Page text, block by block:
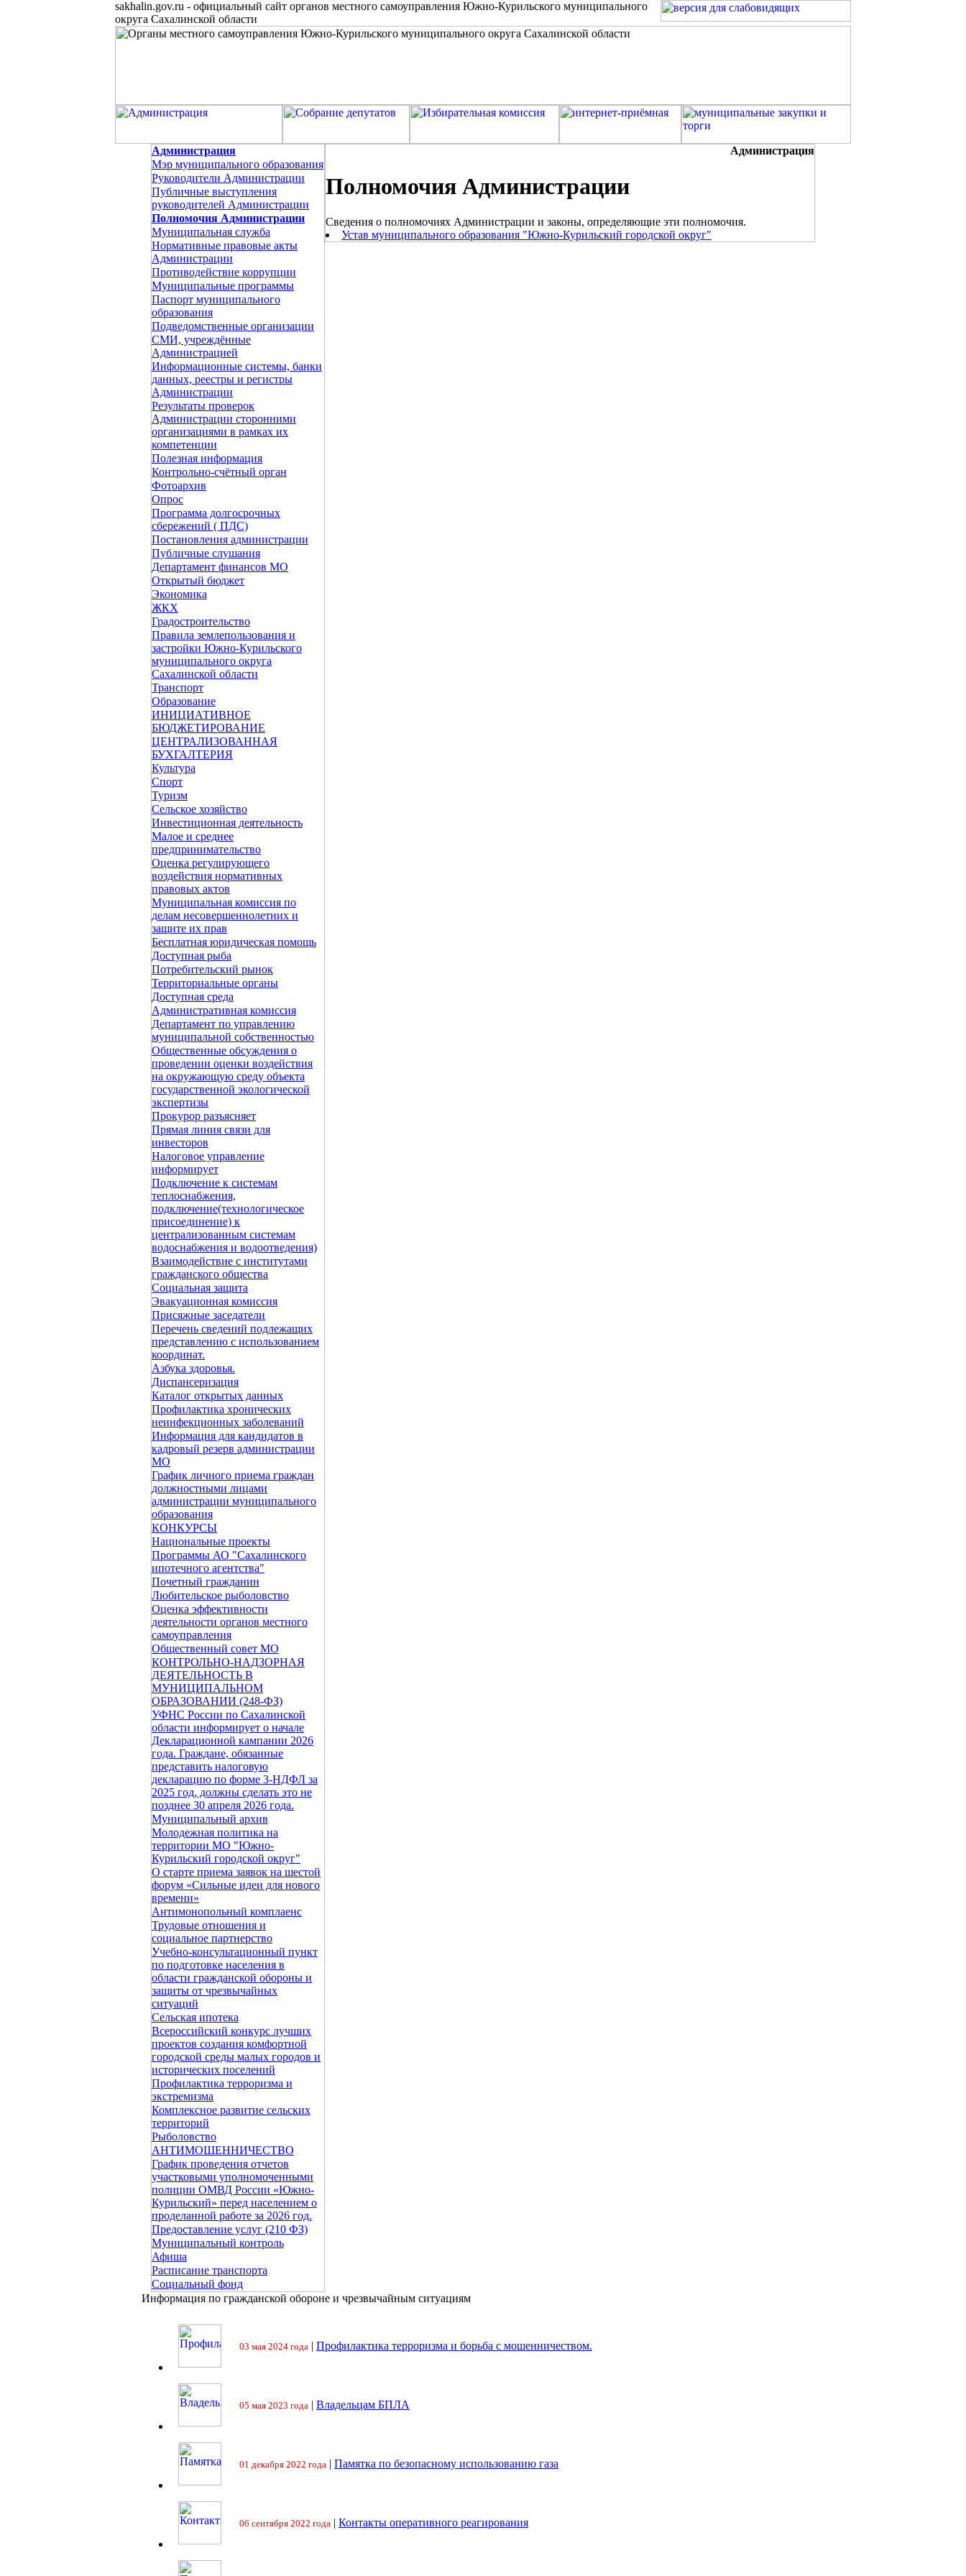
sakhalin.gov.ru - официальный сайт органов местного самоуправления Южно-Курильского муниципального
округа Сахалинской области
Администрация
Мэр муниципального образования
Руководители Администрации
Публичные выступления
руководителей Администрации
Полномочия Администрации
Муниципальная служба
Нормативные правовые акты
Администрации
Противодействие коррупции
Муниципальные программы
Паспорт муниципального
образования
Подведомственные организации
СМИ, учреждённые
Администрацией
Информационные системы, банки
данных, реестры и регистры
Администрации
Результаты проверок
Администрации сторонними
организациями в рамках их
компетенции
Полезная информация
Контрольно-счётный орган
Фотоархив
Опрос
Программа долгосрочных
сбережений ( ПДС)
Постановления администрации
Публичные слушания
Департамент финансов МО
Открытый бюджет
Экономика
ЖКХ
Градостроительство
Правила землепользования и
застройки Южно-Курильского
муниципального округа
Сахалинской области
Транспорт
Образование
ИНИЦИАТИВНОЕ
БЮДЖЕТИРОВАНИЕ
ЦЕНТРАЛИЗОВАННАЯ
БУХГАЛТЕРИЯ
Культура
Спорт
Туризм
Сельское хозяйство
Инвестиционная деятельность
Малое и среднее
предпринимательство
Оценка регулирующего
воздействия нормативных
правовых актов
Муниципальная комиссия по
делам несовершеннолетних и
защите их прав
Бесплатная юридическая помощь
Доступная рыба
Потребительский рынок
Территориальные органы
Доступная среда
Административная комиссия
Департамент по управлению
муниципальной собственностью
Общественные обсуждения о
проведении оценки воздействия
на окружающую среду объекта
государственной экологической
экспертизы
Прокурор разъясняет
Прямая линия связи для
инвесторов
Налоговое управление
информирует
Подключение к системам
теплоснабжения,
подключение(технологическое
присоединение) к
централизованным системам
водоснабжения и водоотведения)
Взаимодействие с институтами
гражданского общества
Социальная защита
Эвакуационная комиссия
Присяжные заседатели
Перечень сведений подлежащих
представлению с использованием
координат.
Азбука здоровья.
Диспансеризация
Каталог открытых данных
Профилактика хронических
неинфекционных заболеваний
Информация для кандидатов в
кадровый резерв администрации
МО
График личного приема граждан
должностными лицами
администрации муниципального
образования
КОНКУРСЫ
Национальные проекты
Программы АО "Сахалинского
ипотечного агентства"
Почетный гражданин
Любительское рыболовство
Оценка эффективности
деятельности органов местного
самоуправления
Общественный совет МО
КОНТРОЛЬНО-НАДЗОРНАЯ
ДЕЯТЕЛЬНОСТЬ В
МУНИЦИПАЛЬНОМ
ОБРАЗОВАНИИ (248-ФЗ)
УФНС России по Сахалинской
области информирует о начале
Декларационной кампании 2026
года. Граждане, обязанные
представить налоговую
декларацию по форме 3-НДФЛ за
2025 год, должны сделать это не
позднее 30 апреля 2026 года.
Муниципальный архив
Молодежная политика на
территории МО "Южно-
Курильский городской округ"
О старте приема заявок на шестой
форум «Сильные идеи для нового
времени»
Антимонопольный комплаенс
Трудовые отношения и
социальное партнерство
Учебно-консультационный пункт
по подготовке населения в
области гражданской обороны и
защиты от чрезвычайных
ситуаций
Сельская ипотека
Всероссийский конкурс лучших
проектов создания комфортной
городской среды малых городов и
исторических поселений
Профилактика терроризма и
экстремизма
Комплексное развитие сельских
территорий
Рыболовство
АНТИМОШЕННИЧЕСТВО
График проведения отчетов
участковыми уполномоченными
полиции ОМВД России «Южно-
Курильский» перед населением о
проделанной работе за 2026 год.
Предоставление услуг (210 ФЗ)
Муниципальный контроль
Афиша
Расписание транспорта
Социальный фонд
Администрация
Полномочия Администрации
Cведения о полномочиях Администрации и законы, определяющие эти полномочия.
Устав муниципального образования "Южно-Курильский городской округ"
Информация по гражданской обороне и чрезвычайным ситуациям
03 мая 2024 года | Профилактика терроризма и борьба с мошенничеством.
05 мая 2023 года | Владельцам БПЛА
01 декабря 2022 года | Памятка по безопасному использованию газа
06 сентября 2022 года | Контакты оперативного реагирования